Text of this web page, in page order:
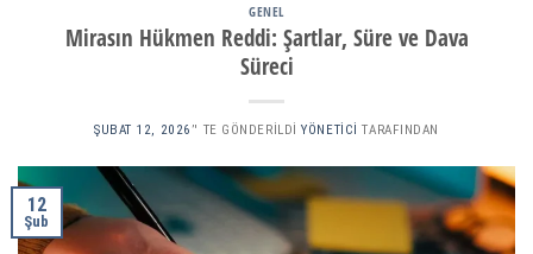
GENEL
Mirasın Hükmen Reddi: Şartlar, Süre ve Dava
Süreci
ŞUBAT 12, 2026 ’' TE GÖNDERILDI YÖNETICI TARAFINDAN
12
Şub